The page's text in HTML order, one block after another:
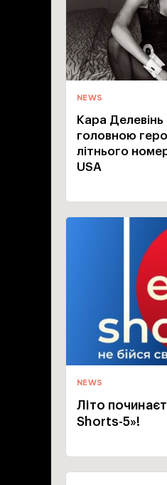
NEWS
Кара Делевінь
головною
літнього
USA
NEWS
Літо
Shorts-5»!